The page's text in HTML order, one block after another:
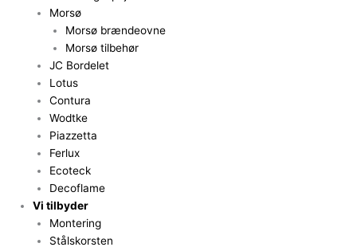
Morsø
Morsø brændeovne
Morsø tilbehør
JC Bordelet
Lotus
Contura
Wodtke
Piazzetta
Ferlux
Ecoteck
Decoflame
Vi tilbyder
Montering
Stålskorsten